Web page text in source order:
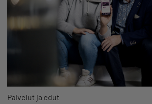
Palvelut ja edut